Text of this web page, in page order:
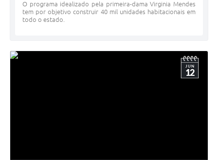
O programa idealizado pela primeira-dama Virginia Mendes
tem por objetivo construir 40 mil unidades habitacionais em
todo o estado.
JUN
12